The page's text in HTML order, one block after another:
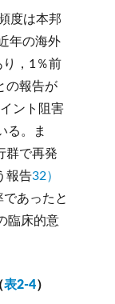
度は本邦
年の海外
り，1％前
の報告が
ント阻害
る。ま
群で再発
報告32）
あったと
臨床的意
表2-4）